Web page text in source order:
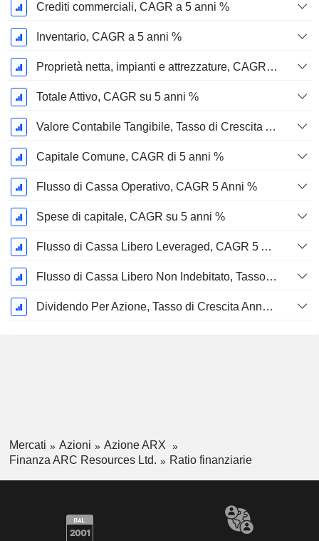
Crediti commerciali, CAGR a 5 anni %
Inventario, CAGR a 5 anni %
Proprietà netta, impianti e attrezzature, CAGR a 5 anni %
Totale Attivo, CAGR su 5 anni %
Valore Contabile Tangibile, Tasso di Crescita Annuo Composto a 5 Anni %
Capitale Comune, CAGR di 5 anni %
Flusso di Cassa Operativo, CAGR 5 Anni %
Spese di capitale, CAGR su 5 anni %
Flusso di Cassa Libero Leveraged, CAGR 5 Anni %
Flusso di Cassa Libero Non Indebitato, Tasso di Crescita Annuo Composto su 5 Anni %
Dividendo Per Azione, Tasso di Crescita Annuo Composto a 5 Anni %
Mercati Azioni
Azione ARX
Finanza ARC Resources Ltd.
Ratio finanziarie